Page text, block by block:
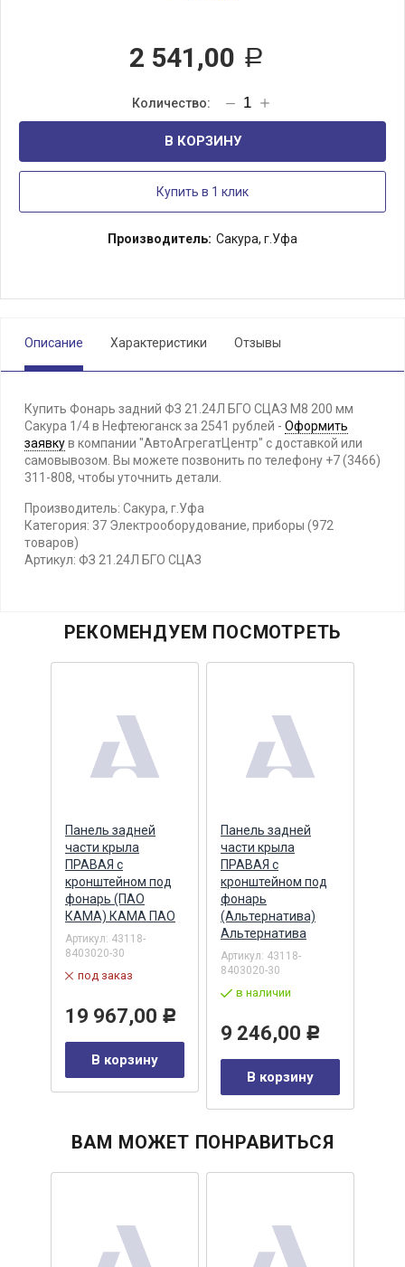
2 541,00 Р
В КОРЗИНУ
Купить в 1 клик
Производитель: Сакура, г.Уфа
Описание Характеристики Отзывы
Купить Фонарь задний ФЗ 21.24Л БГО СЦАЗ М8 200 мм
Сакура 1/4 в Нефтеюганск за 2541 рублей - Оформить
заявкув компании "АвтоАгрегатЦентр" с доставкой или
самовывозом. Вы можете позвонить по телефону +7 (3466)
311-808, чтобы уточнить детали.
Производитель: Сакура, г.Уфа
Категория: 37 Электрооборудование, приборы (972
товаров)
Артикул: ФЗ 21.24Л БГО СЦАЗ
РЕКОМЕНДУЕМ ПОСМОТРЕТЬ
Панель задней
части крыла
ПРАВАЯ с
кронштейном под
фонарь (ПАО
КАМА) КАМА ПАО
Артикул: 43118-
8403020-30
под заказ
19 967,00 Р
В корзину
Панель задней
части крыла
ПРАВАЯ с
кронштейном под
фонарь
(Альтернатива)
Альтернатива
Артикул: 43118-
8403020-30
в наличии
9 246,00 Р
В корзину
ВАМ МОЖЕТ ПОНРАВИТЬСЯ